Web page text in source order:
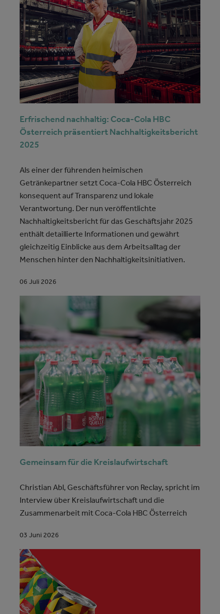
06 Juli 2026
Erfrischend nachhaltig: Coca-Cola HBC
Österreich präsentiert Nachhaltigkeitsbericht
2025
Als einer der führenden heimischen
Getränkepartner setzt Coca-Cola HBC Österreich
konsequent auf Transparenz und lokale
Verantwortung. Der nun veröffentlichte
Nachhaltigkeitsbericht für das Geschäftsjahr 2025
enthält detaillierte Informationen und gewährt
gleichzeitig Einblicke aus dem Arbeitsalltag der
Menschen hinter den Nachhaltigkeitsinitiativen.
03 Juni 2026
Gemeinsam für die Kreislaufwirtschaft
Christian Abl, Geschäftsführer von Reclay, spricht im
Interview über Kreislaufwirtschaft und die
Zusammenarbeit mit Coca-Cola HBC Österreich